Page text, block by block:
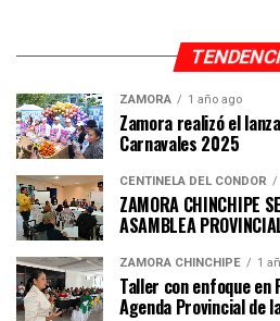
ZAMORA 1 año ago
Zamora realizó el
Carnavales 2025
CENTINELA DEL CÓNDOR
ZAMORA CHINCHIPE
ASAMBLEA
ZAMORA CHINCHIPE 1
Taller con enfoque
Agenda Provincial de